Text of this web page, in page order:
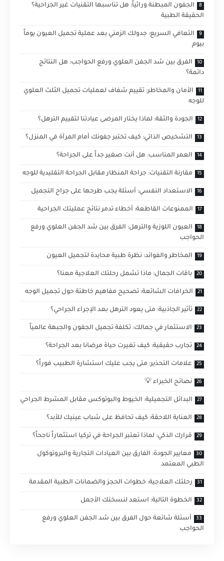
الجفون المبطنة وراثياً: هل تناسبها التقنيات غير الجراحية؟
الحقيقة الطبية
التعافي السريع: جدولك الزمني بعد عملية تجميل العيون يوماً
بيوم
الفرق بين شد الجفن العلوي ورفع الحواجب: هل النتائج
دائمة؟
الأمان والمخاطر: تقييم شفاف لعمليات تجميل الثلث العلوي
للوجه
الجودة والثقة: لماذا يختار المرضى عيادتنا لتقييم الترهل؟
التشخيص الذاتي: كيف تختبر جفونك أمام المرآة في المنزل؟
العمر المناسب: هل أنت صغير جداً على الجراحة؟
مقارنة التقنيات: جراحة المنظار مقابل الجراحة التقليدية للوجه
الاستعداد النفسي: أسئلة يجب طرحها على جراح التجميل
الممنوعات القاطعة: أخطاء تدمر نتائج عمليتك الجراحية
العيون اللوزية والترهل: الفرق بين شد الجفن العلوي ورفع
الحواجب
المخاطر والفوائد: نظرة طبية محايدة لتجميل العيون
باقات الجمال: ماذا تشمل رحلتك العلاجية معنا؟
الخرافات الشائعة: تصحيح مفاهيم خاطئة حول تجميل الوجه
تأثير الجاذبية: متى يعود الترهل بعد الإجراء الجراحي؟
الاستثمار في جمالك: تكلفة تجميل الجفون والجبهة عالمياً
تجارب حقيقية: كيف تغيرت حياة مرضانا بعد الجراحة؟
علامات التحذير: متى يجب عليك استشارة الطبيب فوراً؟
نصائح الخبراء 💡
البدائل التجميلية: الخيوط والبوتوكس مقابل المشرط الجراحي
العناية اللاحقة: كيف تحافظ على شباب عينيك للأبد؟
قرارك الذكي: لماذا تعتبر الجراحة في تركيا استثماراً ناجحاً؟
معايير الجودة: الفارق بين العيادات التجارية والبروتوكول
الطبي المعتمد
رحلتك العلاجية: خطوات الحجز والضمانات الطبية المقدمة
الخطوة التالية: استعد لنسختك الأجمل
أسئلة شائعة حول الفرق بين شد الجفن العلوي ورفع
الحواجب